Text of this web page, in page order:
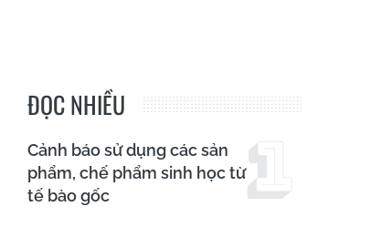
ĐỌC NHIỀU
Cảnh báo sử dụng các sản
phẩm, chế phẩm sinh học từ
tế bào gốc